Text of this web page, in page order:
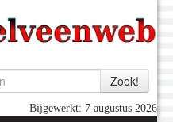
Bijgewerkt: 7 augustus 2026